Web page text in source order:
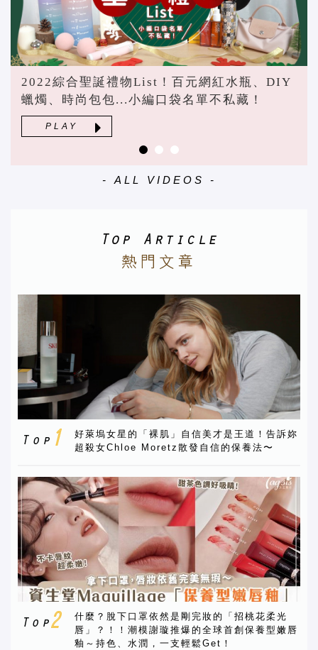
2022綜合聖誕禮物List！百元網紅水瓶、DIY
蠟燭、時尚包包...小編口袋名單不私藏！
PLAY
- ALL VIDEOS -
好萊塢女星的「裸肌」自信美才是王道！告訴妳
超殺女Chloe Moretz散發自信的保養法〜
什麼？脫下口罩依然是剛完妝的「招桃花柔光
唇」？！！潮模謝璇推爆的全球首創保養型嫩唇
釉～持色、水潤，一支輕鬆Get！